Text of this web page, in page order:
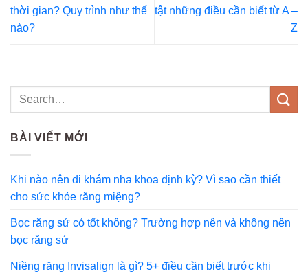
thời gian? Quy trình như thế
nào?
tật những điều cần biết từ A –
Z
BÀI VIẾT MỚI
Khi nào nên đi khám nha khoa định kỳ? Vì sao cần thiết
cho sức khỏe răng miệng?
Bọc răng sứ có tốt không? Trường hợp nên và không nên
bọc răng sứ
Niềng răng Invisalign là gì? 5+ điều cần biết trước khi